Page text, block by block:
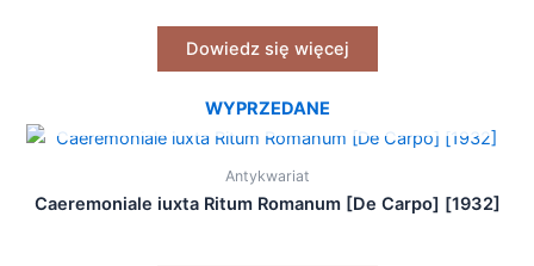
Dowiedz się więcej
WYPRZEDANE
Antykwariat
Caeremoniale iuxta Ritum Romanum [De Carpo] [1932]